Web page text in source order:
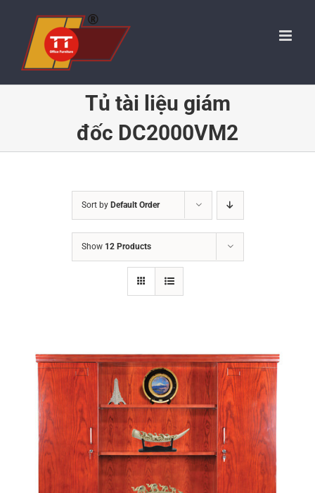
content
Tủ tài liệu giám
đốc DC2000VM2
Sort by Default Order
Show 12 Products